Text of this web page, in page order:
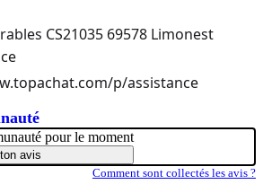
CS21035 69578 Limonest
p/assistance
pour le moment
avis
Comment sont collectés les avis ?